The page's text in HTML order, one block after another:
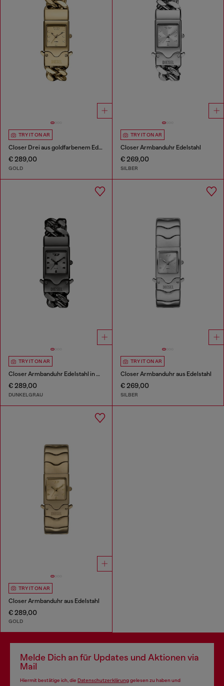
TRY IT ON AR
Closer Drei aus goldfarbenem Edelstahl
€ 289,00
GOLD
TRY IT ON AR
Closer Armbanduhr Edelstahl
€ 269,00
SILBER
TRY IT ON AR
Closer Armbanduhr Edelstahl in Gunmetal-Optik
€ 289,00
DUNKELGRAU
TRY IT ON AR
Closer Armbanduhr aus Edelstahl
€ 269,00
SILBER
TRY IT ON AR
Closer Armbanduhr aus Edelstahl
€ 289,00
GOLD
Melde Dich an für Updates und Aktionen via
Mail
Hiermit bestätige ich, die Datenschutzerklärunggelesen zu haben und